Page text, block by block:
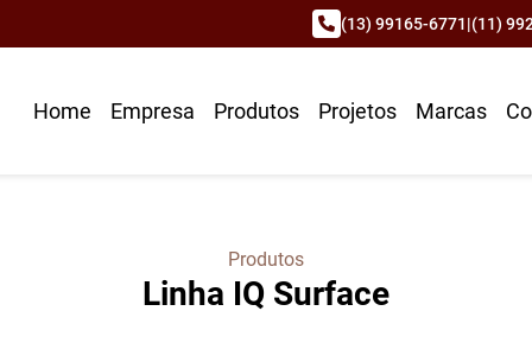
(13) 99165-6771|(11)
Home Empresa Produtos Projetos Marcas
Produtos
Linha IQ Surface